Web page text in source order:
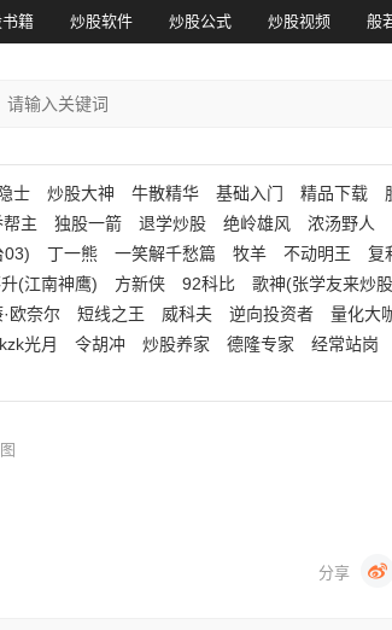
籍 炒股软件 炒股公式 炒股视频 般
士 炒股大神 牛散精华 基础入门 精品下载
帮主 独股一箭 退学炒股 绝岭雄风 浓汤野人
03) 丁一熊 一笑解千愁篇 牧羊 不动明王 复
(江南神鹰) 方新侠 92科比 歌神(张学友来炒
欧奈尔 短线之王 威科夫 逆向投资者
量化大
光月 令胡冲 炒股养家 德隆专家 经常站岗